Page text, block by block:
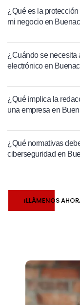
¿Qué es la
mi negocio en
¿Cuándo se necesita
electrónico en
¿Qué implica la
una empresa en
¿Qué normativas
ciberseguridad en
¡LLÁMENOS